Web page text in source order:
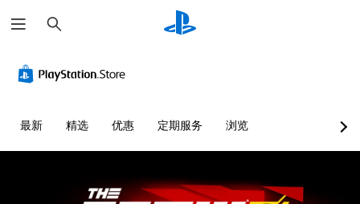
索
最新 精选 优惠 定期服务 浏览